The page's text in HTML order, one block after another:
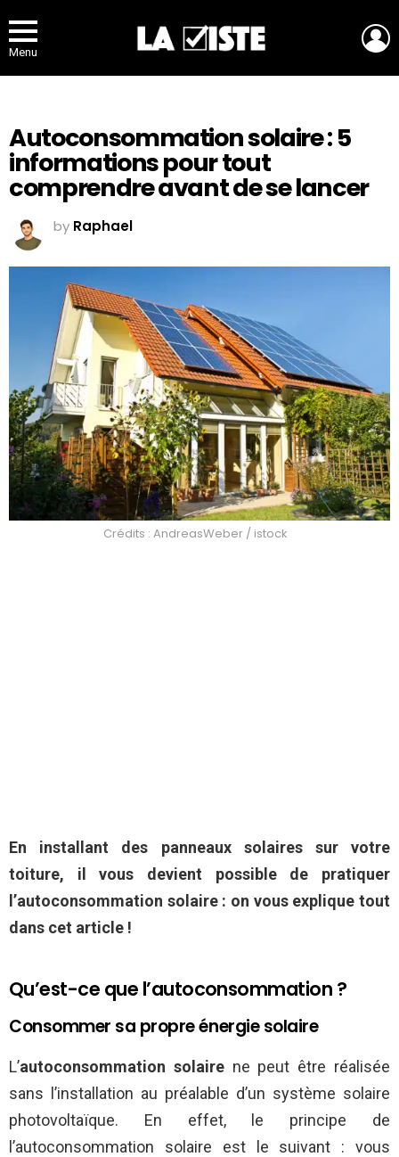
Menu
Autoconsommation solaire : 5
informations pour tout
comprendre avant de se lancer
by Raphael
Crédits : AndreasWeber / istock
En installant des panneaux solaires sur votre
toiture, il vous devient possible de pratiquer
l’autoconsommation solaire : on vous explique tout
dans cet article !
Qu’est-ce que l’autoconsommation ?
Consommer sa propre énergie solaire
L’autoconsommation solairene peut être réalisée
sans l’installation au préalable d’un système solaire
photovoltaïque. En effet, le principe de
l’autoconsommation solaire est le suivant : vous